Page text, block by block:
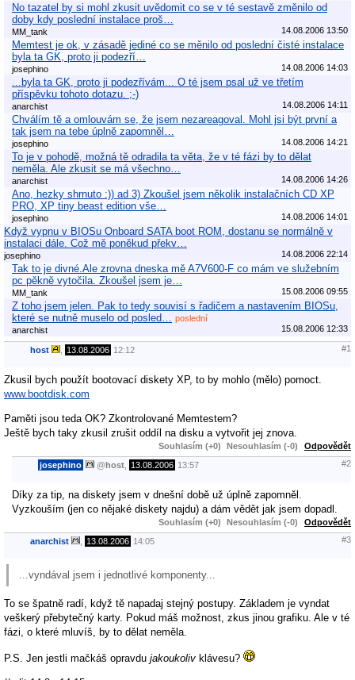
No tazatel by si mohl zkusit uvědomit co se v té sestavě změnilo od
doby kdy poslední instalace proš…
MM_tank 14.08.2006 13:50
Memtest je ok, v zásadě jediné co se měnilo od poslední čisté instalace
byla ta GK, proto ji podezří…
josephino 14.08.2006 14:03
...byla ta GK, proto ji podezřívám... O té jsem psal už ve třetím
příspěvku tohoto dotazu. ;-)
anarchist 14.08.2006 14:11
Chválím tě a omlouvám se, že jsem nezareagoval. Mohl jsi být první a
tak jsem na tebe úplně zapomněl…
josephino 14.08.2006 14:21
To je v pohodě, možná tě odradila ta věta, že v té fázi by to dělat
neměla. Ale zkusit se má všechno…
anarchist 14.08.2006 14:26
Ano, hezky shrnuto :)) ad 3) Zkoušel jsem několik instalačních CD XP
PRO, XP tiny beast edition vše…
josephino 14.08.2006 14:01
Když vypnu v BIOSu Onboard SATA boot ROM, dostanu se normálně v
instalaci dále. Což mě poněkud překv…
josephino 14.08.2006 22:14
Tak to je divné.Ale zrovna dneska mě A7V600-F co mám ve služebním
pc pěkně vytočila. Zkoušel jsem je…
MM_tank 15.08.2006 09:55
Z toho jsem jelen. Pak to tedy souvisí s řadičem a nastavením BIOSu,
které se nutně muselo od posled…
poslední
anarchist
15.08.2006 12:33
host 13.08.2006 12:12 #1
Zkusil bych použít bootovací diskety XP, to by mohlo (mělo) pomoct.
www.bootdisk.com
Paměti jsou teda OK? Zkontrolované Memtestem?
Ještě bych taky zkusil zrušit oddíl na disku a vytvořit jej znova.
Souhlasím (+0) Nesouhlasím (-0) Odpovědět
josephino @host 13.08.2006 13:57 #2
Díky za tip, na diskety jsem v dnešní době už úplně zapomněl.
Vyzkouším (jen co nějaké diskety najdu) a dám vědět jak jsem dopadl.
Souhlasím (+0) Nesouhlasím (-0) Odpovědět
anarchist 13.08.2006 14:05 #3
...vyndával jsem i jednotlivé komponenty...
To se špatně radí, když tě napadaj stejný postupy. Základem je vyndat
veškerý přebytečný karty. Pokud máš možnost, zkus jinou grafiku. Ale v té
fázi, o které mluvíš, by to dělat neměla.
P.S. Jen jestli mačkáš opravdu jakoukoliv klávesu?